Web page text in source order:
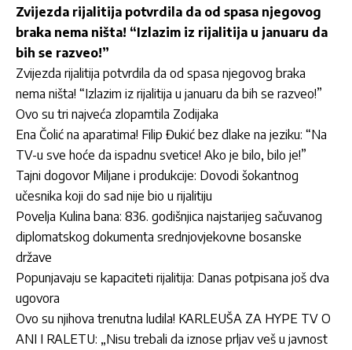
Zvijezda rijalitija potvrdila da od spasa njegovog
braka nema ništa! “Izlazim iz rijalitija u januaru da
bih se razveo!”
Zvijezda rijalitija potvrdila da od spasa njegovog braka
nema ništa! “Izlazim iz rijalitija u januaru da bih se razveo!”
Ovo su tri najveća zlopamtila Zodijaka
Ena Čolić na aparatima! Filip Đukić bez dlake na jeziku: “Na
TV-u sve hoće da ispadnu svetice! Ako je bilo, bilo je!”
Tajni dogovor Miljane i produkcije: Dovodi šokantnog
učesnika koji do sad nije bio u rijalitiju
Povelja Kulina bana: 836. godišnjica najstarijeg sačuvanog
diplomatskog dokumenta srednjovjekovne bosanske
države
Popunjavaju se kapaciteti rijalitija: Danas potpisana još dva
ugovora
Ovo su njihova trenutna ludila! KARLEUŠA ZA HYPE TV O
ANI I RALETU: „Nisu trebali da iznose prljav veš u javnost